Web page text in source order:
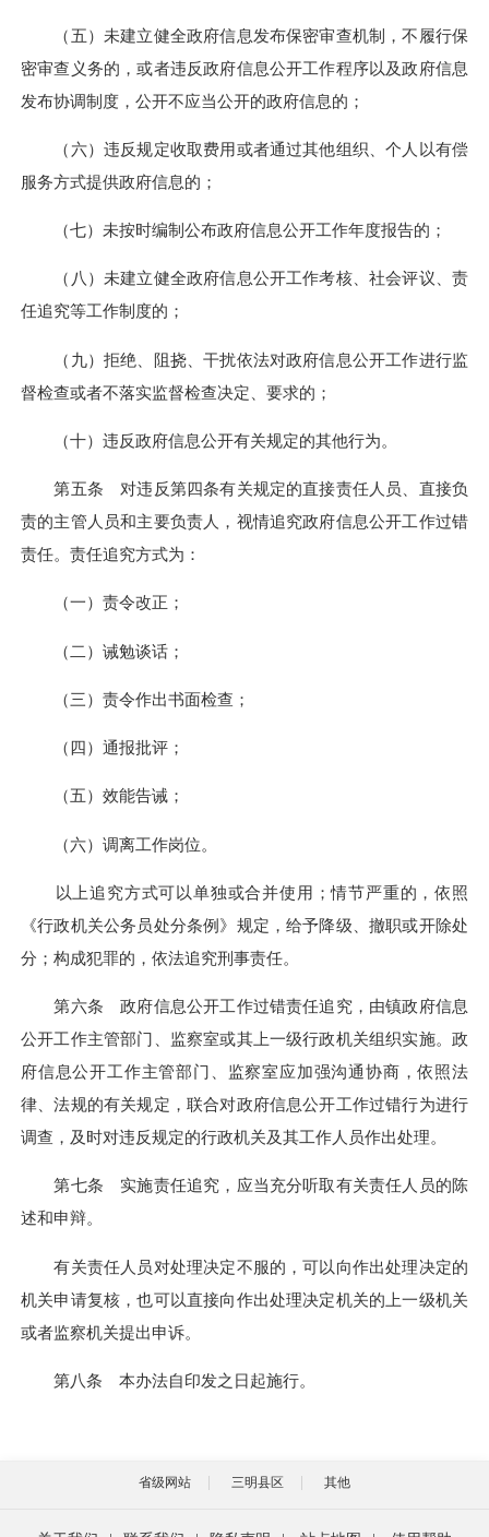
（五）未建立健全政府信息发布保密审查机制，不履行保
密审查义务的，或者违反政府信息公开工作程序以及政府信息
发布协调制度，公开不应当公开的政府信息的；
（六）违反规定收取费用或者通过其他组织、个人以有偿
服务方式提供政府信息的；
（七）未按时编制公布政府信息公开工作年度报告的；
（八）未建立健全政府信息公开工作考核、社会评议、责
任追究等工作制度的；
（九）拒绝、阻挠、干扰依法对政府信息公开工作进行监
督检查或者不落实监督检查决定、要求的；
（十）违反政府信息公开有关规定的其他行为。
第五条 对违反第四条有关规定的直接责任人员、直接负
责的主管人员和主要负责人，视情追究政府信息公开工作过错
责任。责任追究方式为：
（一）责令改正；
（二）诫勉谈话；
（三）责令作出书面检查；
（四）通报批评；
（五）效能告诫；
（六）调离工作岗位。
以上追究方式可以单独或合并使用；情节严重的，依照
《行政机关公务员处分条例》规定，给予降级、撤职或开除处
分；构成犯罪的，依法追究刑事责任。
第六条 政府信息公开工作过错责任追究，由镇政府信息
公开工作主管部门、监察室或其上一级行政机关组织实施。政
府信息公开工作主管部门、监察室应加强沟通协商，依照法
律、法规的有关规定，联合对政府信息公开工作过错行为进行
调查，及时对违反规定的行政机关及其工作人员作出处理。
第七条 实施责任追究，应当充分听取有关责任人员的陈
述和申辩。
有关责任人员对处理决定不服的，可以向作出处理决定的
机关申请复核，也可以直接向作出处理决定机关的上一级机关
或者监察机关提出申诉。
第八条 本办法自印发之日起施行。
省级网站 三明县区 其他